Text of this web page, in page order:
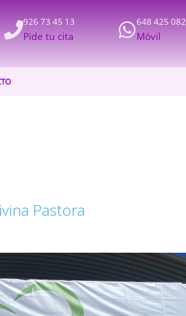
926 73 45 13
Pide tu cita
648 425 082
Móvil
Pastora